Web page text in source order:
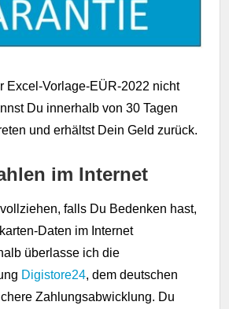
Excel-Vorlage-EÜR-2022 nicht
Du innerhalb von 30 Tagen
und erhältst Dein Geld zurück.
im Internet
falls Du Bedenken hast,
Daten im Internet
überlasse ich die
Digistore24, dem deutschen
Zahlungsabwicklung. Du